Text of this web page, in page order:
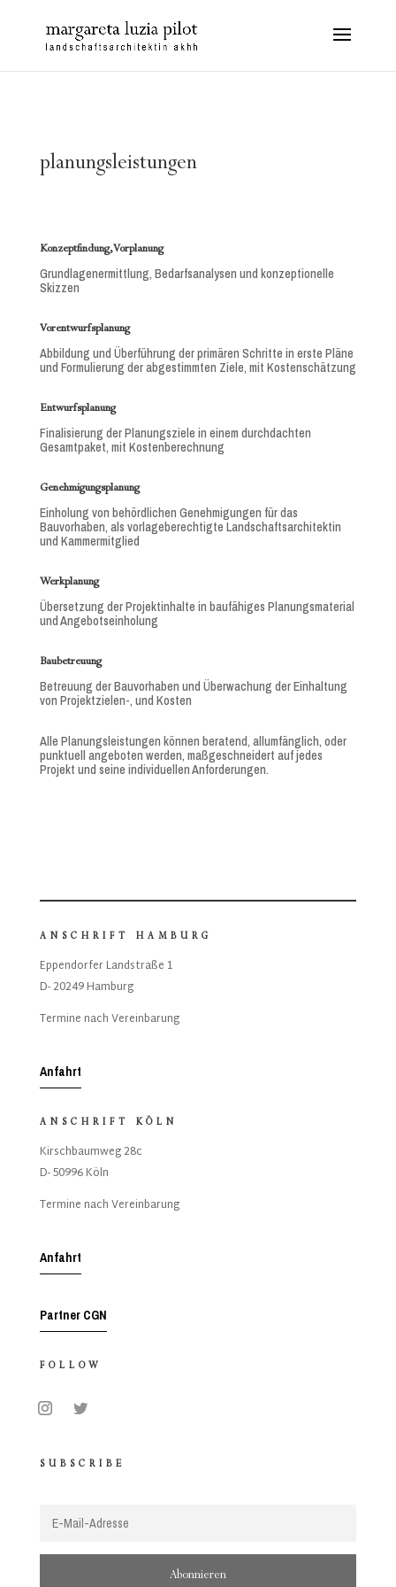
planungsleistungen
Konzeptfindung, Vorplanung
Grundlagenermittlung, Bedarfsanalysen und konzeptionelle
Skizzen
Vorentwurfsplanung
Abbildung und Überführung der primären Schritte in erste Pläne
und Formulierung der abgestimmten Ziele, mit Kostenschätzung
Entwurfsplanung
Finalisierung der Planungsziele in einem durchdachten
Gesamtpaket, mit Kostenberechnung
Genehmigungsplanung
Einholung von behördlichen Genehmigungen für das
Bauvorhaben, als vorlageberechtigte Landschaftsarchitektin
und Kammermitglied
Werkplanung
Übersetzung der Projektinhalte in baufähiges Planungsmaterial
und Angebotseinholung
Baubetreuung
Betreuung der Bauvorhaben und Überwachung der Einhaltung
von Projektzielen-, und Kosten
Alle Planungsleistungen können beratend, allumfänglich, oder
punktuell angeboten werden, maßgeschneidert auf jedes
Projekt und seine individuellen Anforderungen.
ANSCHRIFT HAMBURG
Eppendorfer Landstraße 1
D- 20249 Hamburg
Termine nach Vereinbarung
Anfahrt
ANSCHRIFT KÖLN
Kirschbaumweg 28c
D- 50996 Köln
Termine nach Vereinbarung
Anfahrt
Partner CGN
FOLLOW
SUBSCRIBE
Abonnieren